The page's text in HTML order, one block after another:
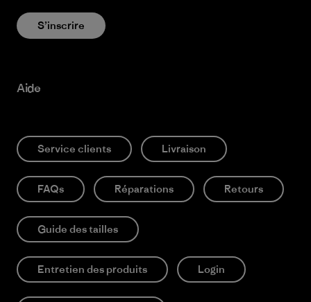
S’inscrire
Aide
Service clients Livraison
FAQs Réparations Retours
Guide des tailles
Entretien des produits Login